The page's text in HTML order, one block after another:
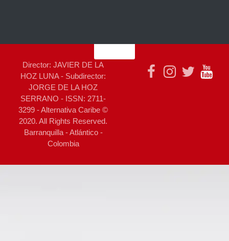
Director: JAVIER DE LA
HOZ LUNA - Subdirector:
JORGE DE LA HOZ
SERRANO - ISSN: 2711-
3299 - Alternativa Caribe ©
2020. All Rights Reserved.
Barranquilla - Atlántico -
Colombia